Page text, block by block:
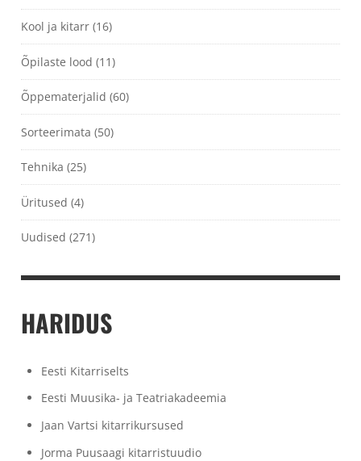
Kool ja kitarr (16)
Õpilaste lood (11)
Õppematerjalid (60)
Sorteerimata (50)
Tehnika (25)
Üritused (4)
Uudised (271)
HARIDUS
Eesti Kitarriselts
Eesti Muusika- ja Teatriakadeemia
Jaan Vartsi kitarrikursused
Jorma Puusaagi kitarristuudio